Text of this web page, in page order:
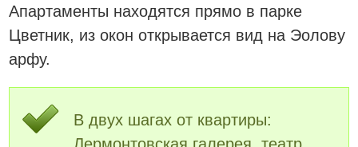
Апартаменты находятся прямо в парке
Цветник, из окон открывается вид на Эолову
арфу.
В двух шагах от квартиры: